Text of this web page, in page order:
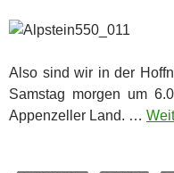
Also sind wir in der
Samstag morgen um
Appenzeller Land. …